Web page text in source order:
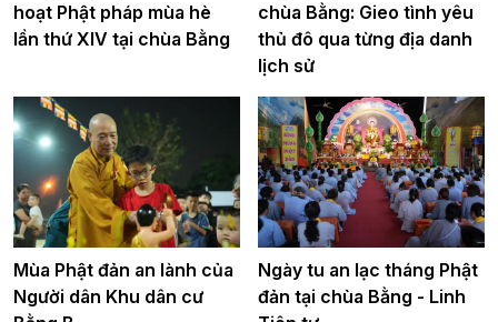
hoạt Phật pháp mùa hè
lần thứ XIV tại chùa Bằng
chùa Bằng: Gieo tình yêu
thủ đô qua từng địa danh
lịch sử
Mùa Phật đản an lành của
Người dân Khu dân cư
Ngày tu an lạc tháng Phật
đản tại chùa Bằng - Linh